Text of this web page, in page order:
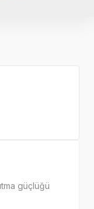
güçlüğü